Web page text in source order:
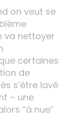
on veut se
va nettoyer
certaines
de
s’être lavé
– une
“à nue”